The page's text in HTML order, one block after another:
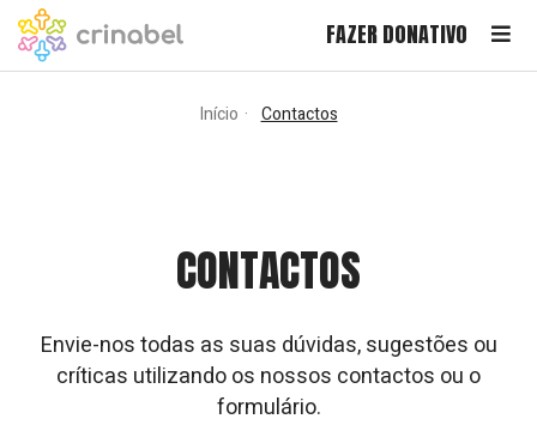
FAZER DONATIVO
Início Contactos
CONTACTOS
Envie-nos todas as suas dúvidas, sugestões ou
críticas utilizando os nossos contactos ou o
formulário.